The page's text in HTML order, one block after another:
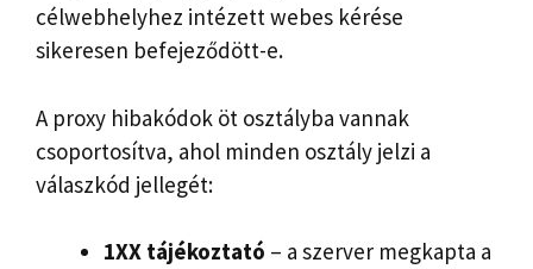
célwebhelyhez intézett webes kérése
sikeresen befejeződött-e.
A proxy hibakódok öt osztályba vannak
csoportosítva, ahol minden osztály jelzi a
válaszkód jellegét:
1XX tájékoztató – a szerver megkapta a